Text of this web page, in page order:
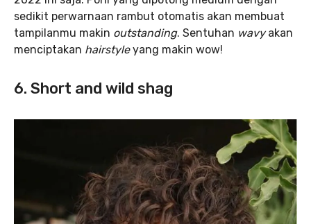
sedikit perwarnaan rambut otomatis akan membuat
tampilanmu makin outstanding. Sentuhan wavyakan
menciptakan hairstyleyang makin wow!
6. Short and wild shag